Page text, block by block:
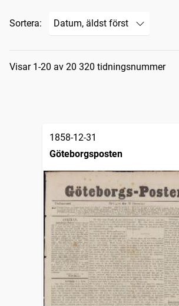
Sortera:
Sökresultat
Visar 1-20 av 20 320 tidningsnummer
1858-12-31
Göteborgsposten